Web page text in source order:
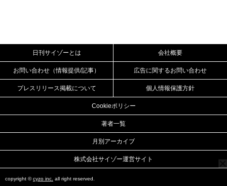
日刊サイゾーとは 会社概要
お問い合わせ（情報提供/記事） 広告に関するお問い合わせ
プレスリリース掲載について 個人情報保護方針
Cookieポリシー
著者一覧
月別アーカイブ
株式会社サイゾー運営サイト
copyright ©cyzo inc. all right reserved.